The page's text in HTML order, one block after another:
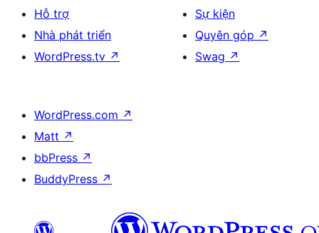
Hỗ trợ
Nhà phát triển
WordPress.tv ↗
Sự kiện
Quyên góp ↗
Swag ↗
WordPress.com ↗
Matt ↗
bbPress ↗
BuddyPress ↗